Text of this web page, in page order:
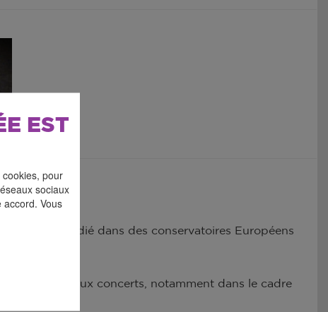
EST
pour
sociaux
Vous
avoir étudié dans des conservatoires Européens
de nombreux concerts, notamment dans le cadre